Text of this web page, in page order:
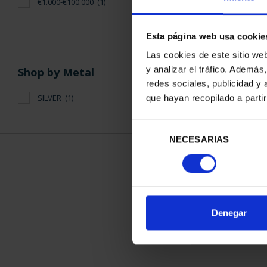
Esta página web usa
Las cookies de este sitio
y analizar el tráfico.
redes sociales, publicidad y
que hayan recopilado a
consentimiento
NECESARIAS
Denegar
Shop by Metal
SILVER (1)
WORLD
Only for
SORT BY: